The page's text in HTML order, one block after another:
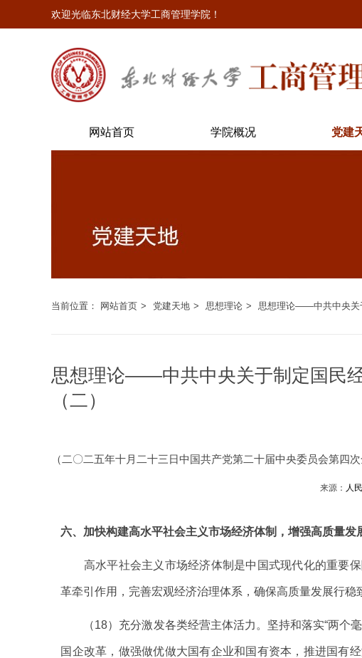
欢迎光临东北财经大学工商管理学院！
网站首页 学院概况 党建
当前位置： 网站首页 党建天地 思想理论 思想理论——中共中央关
思想理论——中共中央关于制定国民
（二）
（二〇二五年十月二十三日中国共产党第二十届中央委员会第四次
来源： 人
六、加快构建高水平社会主义市场经济体制，增强高质量发
高水平社会主义市场经济体制是中国式现代化的重要保
革牵引作用，完善宏观经济治理体系，确保高质量发展行稳
（18）充分激发各类经营主体活力。坚持和落实“两个毫
国企改革，做强做优做大国有企业和国有资本，推进国有